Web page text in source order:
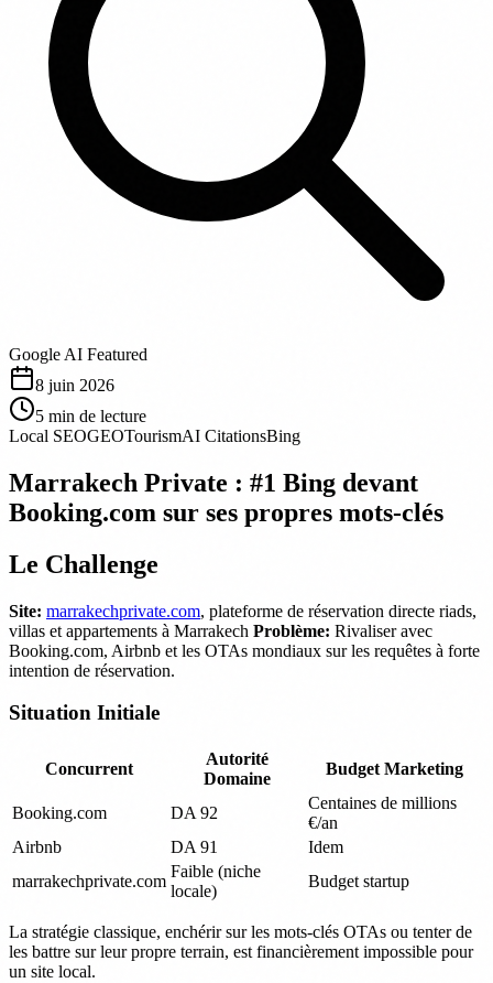
Google AI Featured
8 juin 2026
5 min de lecture
Local SEOGEOTourismAI CitationsBing
Marrakech Private : #1 Bing devant
Booking.com sur ses propres mots-clés
Le Challenge
Site: marrakechprivate.com, plateforme de réservation directe riads,
villas et appartements à Marrakech Problème: Rivaliser avec
Booking.com, Airbnb et les OTAs mondiaux sur les requêtes à forte
intention de réservation.
Situation Initiale
Concurrent
Autorité
Domaine
Budget Marketing
Booking.com DA 92
Centaines de millions
€/an
Airbnb
DA 91
Idem
marrakechprivate.com
Faible (niche
locale)
Budget startup
La stratégie classique, enchérir sur les mots-clés OTAs ou tenter de
les battre sur leur propre terrain, est financièrement impossible pour
un site local.